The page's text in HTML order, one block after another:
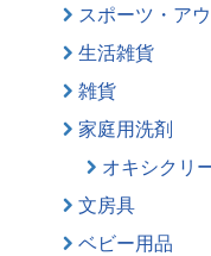
スポーツ・ア
生活雑貨
雑貨
家庭用洗剤
オキシクリ
文房具
ベビー用品